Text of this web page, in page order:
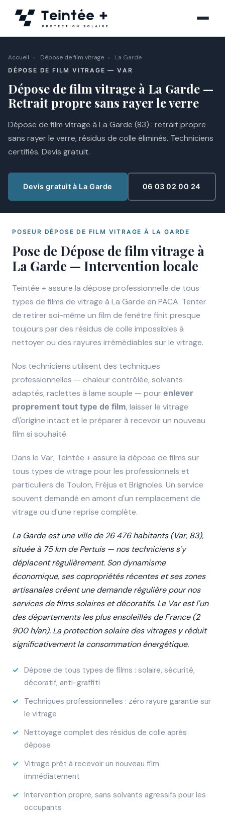
Accueil › Dépose de film vitrage › La Garde
DÉPOSE DE FILM VITRAGE — VAR
Dépose de film vitrage à La Garde —
Retrait propre sans rayer le verre
Dépose de film vitrage à La Garde (83) : retrait propre
sans rayer le verre, résidus de colle éliminés. Techniciens
certifiés. Devis gratuit.
Devis gratuit à La Garde 06 03 02 00 24
POSEUR DÉPOSE DE FILM VITRAGE À LA GARDE
Pose de Dépose de film vitrage à
La Garde — Intervention locale
Teintée + assure la dépose professionnelle de tous
types de films de vitrage à La Garde en PACA. Tenter
de retirer soi-même un film de fenêtre finit presque
toujours par des résidus de colle impossibles à
nettoyer ou des rayures irrémédiables sur le vitrage.
Nos techniciens utilisent des techniques
professionnelles — chaleur contrôlée, solvants
adaptés, raclettes à lame souple — pourenlever
proprement tout type de film, laisser le vitrage
d\'origine intact et le préparer à recevoir un nouveau
film si souhaité.
Dans le Var, Teintée + assure la dépose de films sur
tous types de vitrage pour les professionnels et
particuliers de Toulon, Fréjus et Brignoles. Un service
souvent demandé en amont d'un remplacement de
vitrage ou d'une reprise complète.
La Garde est une ville de 26 476 habitants (Var, 83),
située à 75 km de Pertuis — nos techniciens s'y
déplacent régulièrement. Son dynamisme
économique, ses copropriétés récentes et ses zones
artisanales créent une demande régulière pour nos
services de films solaires et décoratifs. Le Var est l'un
des départements les plus ensoleillés de France (2
900 h/an). La protection solaire des vitrages y réduit
significativement la consommation énergétique.
Dépose de tous types de films : solaire, sécurité,
décoratif, anti-graffiti
Techniques professionnelles : zéro rayure garantie sur
le vitrage
Nettoyage complet des résidus de colle après
dépose
Vitrage prêt à recevoir un nouveau film
immédiatement
Intervention propre, sans solvants agressifs pour les
occupants